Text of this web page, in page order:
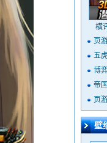
横
页
五
博
定
帝
页
壁